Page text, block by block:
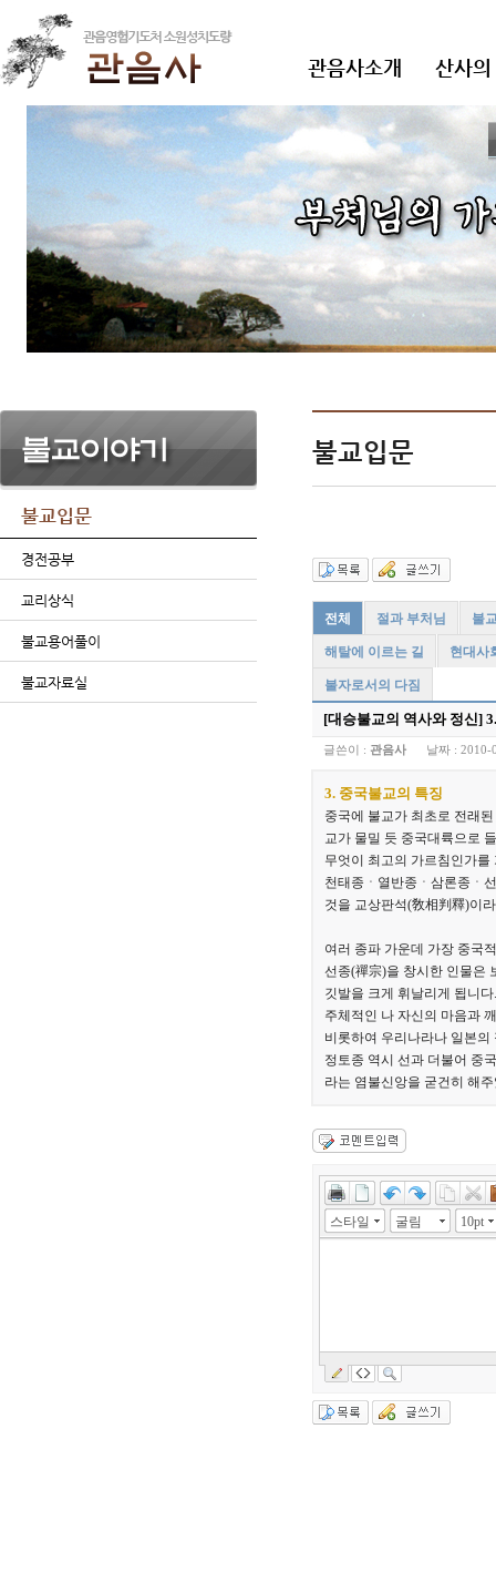
관음사소개 산사
불교입문
경전공부
교리상식
불교용어풀이
불교자료실
불교입문
전체 절과 부처님 불
해탈에 이르는 길 현대사
불자로서의 다짐
[대승불교의 역사와 정신]
글쓴이 : 관음사 날짜 : 2010-
3. 중국불교의 특징
중국에 불교가 최초로 전래
교가 물밀 듯 중국대륙으로
무엇이 최고의 가르침인가
천태종ㆍ열반종ㆍ삼론종ㆍ
것을 교상판석(敎相判釋)이
여러 종파 가운데 가장 중국
선종(禪宗)을 창시한 인물은
깃발을 크게 휘날리게 됩니
주체적인 나 자신의 마음과
비롯하여 우리나라나 일본
정토종 역시 선과 더불어 중
라는 염불신앙을 굳건히 해
스타일 굴림 10pt